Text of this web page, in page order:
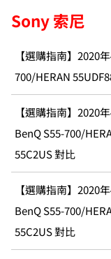
Sony 索尼
【選購指南】2020
700/HERAN
【選購指南】2020
BenQ S55-700/
55C2US 對比
【選購指南】2020
BenQ S55-700/
55C2US 對比